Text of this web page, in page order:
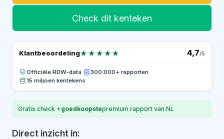
Check dit kenteken
Klantbeoordeling★★★★★
★★★★★ 4,7/5
Officiële RDW-data·
300.000+ rapporten
15 miljoen kentekens
Gratis check +goedkoopstepremium rapport van NL
Direct inzicht in: